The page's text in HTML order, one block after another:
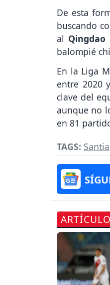
De esta
buscando
al Qingdao
balompié
En la Liga
entre 2020
clave del
aunque no
en 81
TAGS: